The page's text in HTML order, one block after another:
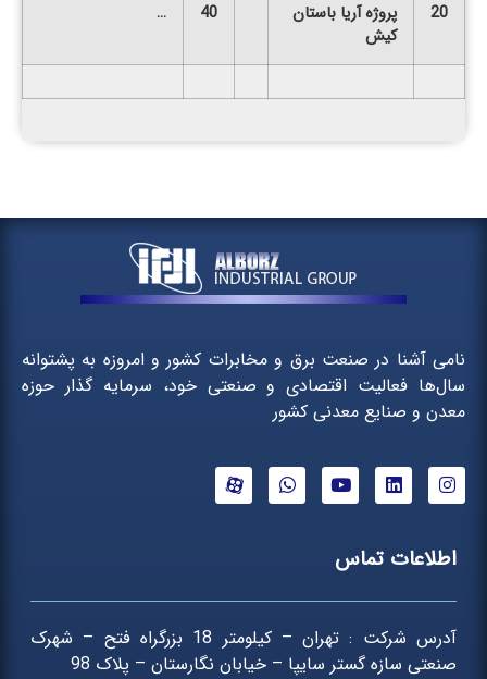
20
پروژه آریا باستان
کیش
40
…
نامی آشنا در صنعت برق و مخابرات کشور و امروزه به پشتوانه
سال‌ها فعالیت اقتصادی و صنعتی خود، سرمایه گذار حوزه
معدن و صنایع معدنی کشور
اطلاعات تماس
آدرس شرکت : تهران – کیلومتر 18 بزرگراه فتح – شهرک
صنعتی سازه گستر سایپا – خیابان نگارستان – پلاک 98